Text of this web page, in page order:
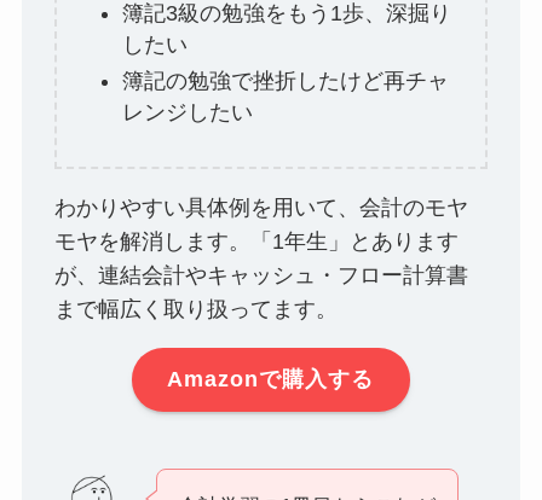
簿記3級の勉強をもう1歩、深掘り
したい
簿記の勉強で挫折したけど再チャ
レンジしたい
わかりやすい具体例を用いて、会計のモヤ
モヤを解消します。「1年生」とあります
が、連結会計やキャッシュ・フロー計算書
まで幅広く取り扱ってます。
Amazonで購入する